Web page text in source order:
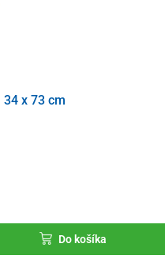
x 73 cm
Do košíka